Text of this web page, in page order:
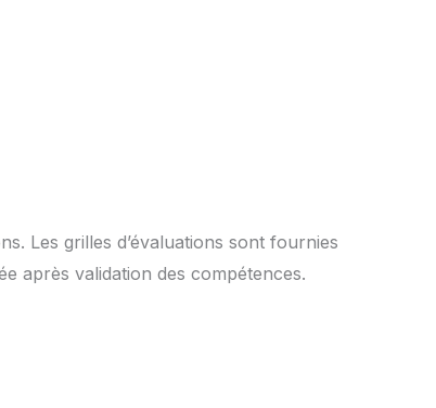
Les grilles d’évaluations sont fournies
après validation des compétences.